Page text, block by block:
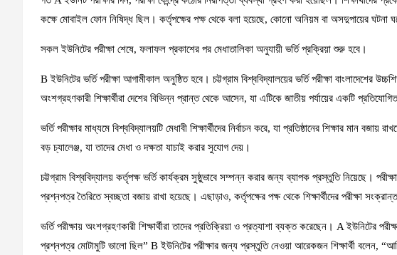
কক্ষে মোবাইল ফোন নিষিদ্ধ ছিল। কর্তৃপক্ষের পক্ষ থেকে বলা হয়েছে, কোনো অনিয়ম বা অসদুপায়ের ঘটনা
সকল ইউনিটের পরীক্ষা শেষে, ফলাফল প্রকাশের পর মেধাতালিকা অনুযায়ী ভর্তি প্রক্রিয়া শুরু হবে।
B ইউনিটের ভর্তি পরীক্ষা আগামীকাল অনুষ্ঠিত হবে। চট্টগ্রাম বিশ্ববিদ্যালয়ের ভর্তি পরীক্ষা বাংলাদেশের
অংশগ্রহণকারী শিক্ষার্থীরা দেশের বিভিন্ন প্রান্ত থেকে আসেন, যা এটিকে জাতীয় পর্যায়ের একটি
ভর্তি পরীক্ষার মাধ্যমে বিশ্ববিদ্যালয়টি মেধাবী শিক্ষার্থীদের নির্বাচন করে, যা প্রতিষ্ঠানের শিক্ষার মান
বড় চ্যালেঞ্জ, যা তাদের মেধা ও দক্ষতা যাচাই করার সুযোগ দেয়।
চট্টগ্রাম বিশ্ববিদ্যালয় কর্তৃপক্ষ ভর্তি কার্যক্রম সুষ্ঠুভাবে সম্পন্ন করার জন্য ব্যাপক প্রস্তুতি নিয়েছে।
প্রশ্নপত্র তৈরিতে স্বচ্ছতা বজায় রাখা হয়েছে। এছাড়াও, কর্তৃপক্ষের পক্ষ থেকে শিক্ষার্থীদের পরীক্ষা
ভর্তি পরীক্ষায় অংশগ্রহণকারী শিক্ষার্থীরা তাদের প্রতিক্রিয়া ও প্রত্যাশা ব্যক্ত করেছেন। A ইউনিটের
প্রশ্নপত্র মোটামুটি ভালো ছিল” B ইউনিটের পরীক্ষার জন্য প্রস্তুতি নেওয়া আরেকজন শিক্ষার্থী বলেন,